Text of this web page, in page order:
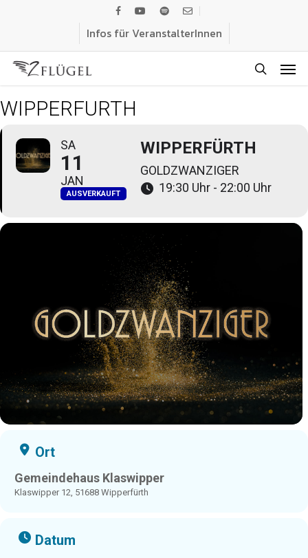
content
facebook
youtubespotifyemail
Infos für VeranstalterInnen
WIPPERFÜRTH
SA
11
JAN
AUSVERKAUFT
WIPPERFÜRTH
GOLDZWANZIGER
19:30 Uhr - 22:00 Uhr
Ort
Gemeindehaus Klaswipper
Klaswipper 12, 51688 Wipperfürth
Datum